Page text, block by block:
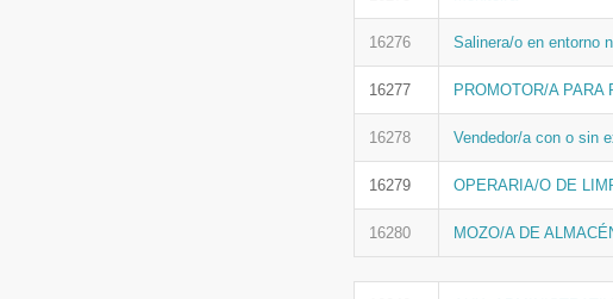
16276 Salinera/o en entorno
16277 PROMOTOR/A PARA
16278 Vendedor/a con o sin
16279 OPERARIA/O DE
16280 MOZO/A DE